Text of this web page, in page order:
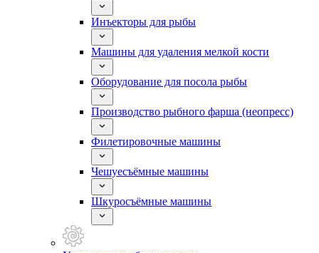
Инъекторы для рыбы
Машины для удаления мелкой кости
Оборудование для посола рыбы
Производство рыбного фарша (неопресс)
Филетировочные машины
Чешуесъёмные машины
Шкуросъёмные машины